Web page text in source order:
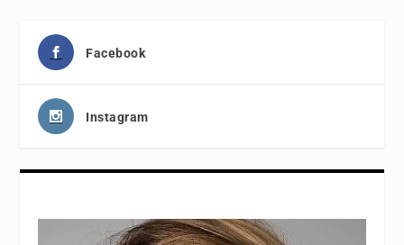
Facebook
Instagram